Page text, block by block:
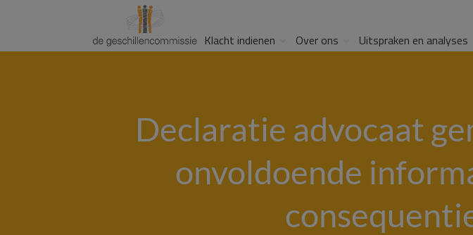
Klacht indienen Over ons Uitspraken en analyses
Declaratie advocaat
onvoldoende